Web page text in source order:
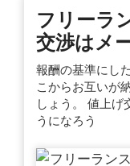
フリーラ
交渉はメ
報酬の基準にし
こからお互いが
しょう。 値上げ
うになろう